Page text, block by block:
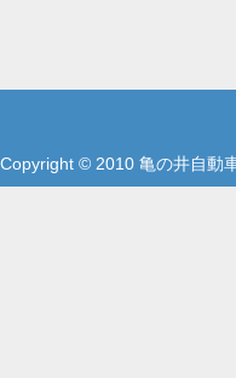
Copyright © 2010 亀の井自動